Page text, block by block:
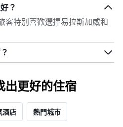
？
客特別喜歡選擇易拉斯加威和
出更好的住宿
酒店 熱門城市